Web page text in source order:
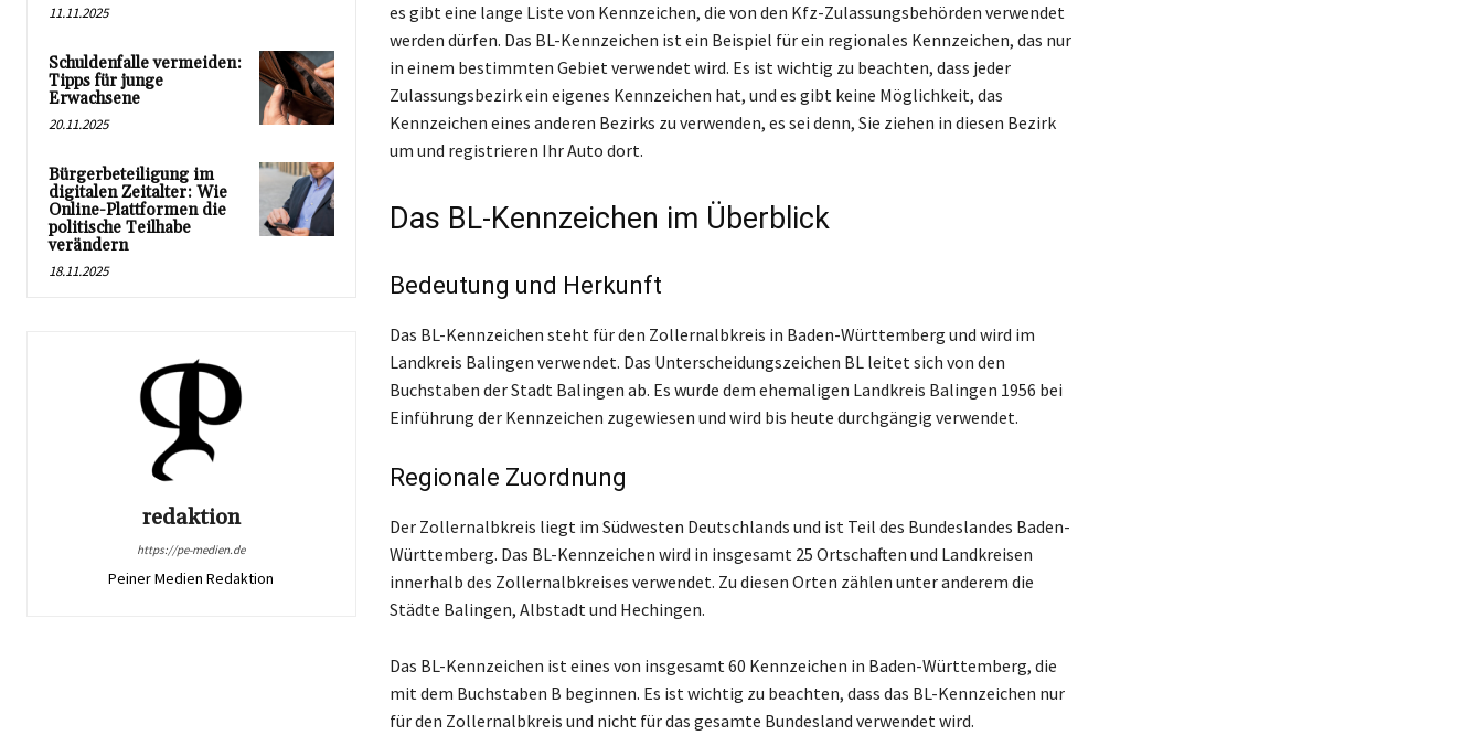
11.11.2025
Schuldenfalle vermeiden:
Tipps für junge
Erwachsene
20.11.2025
Bürgerbeteiligung im
digitalen Zeitalter: Wie
Online-Plattformen die
politische Teilhabe
verändern
18.11.2025
redaktion
https://pe-medien.de
Peiner Medien Redaktion
es gibt eine lange Liste von Kennzeichen, die von den Kfz-Zulassungsbehörden verwendet
werden dürfen. Das BL-Kennzeichen ist ein Beispiel für ein regionales Kennzeichen, das nur
in einem bestimmten Gebiet verwendet wird. Es ist wichtig zu beachten, dass jeder
Zulassungsbezirk ein eigenes Kennzeichen hat, und es gibt keine Möglichkeit, das
Kennzeichen eines anderen Bezirks zu verwenden, es sei denn, Sie ziehen in diesen Bezirk
um und registrieren Ihr Auto dort.
Das BL-Kennzeichen im Überblick
Bedeutung und Herkunft
Das BL-Kennzeichen steht für den Zollernalbkreis in Baden-Württemberg und wird im
Landkreis Balingen verwendet. Das Unterscheidungszeichen BL leitet sich von den
Buchstaben der Stadt Balingen ab. Es wurde dem ehemaligen Landkreis Balingen 1956 bei
Einführung der Kennzeichen zugewiesen und wird bis heute durchgängig verwendet.
Regionale Zuordnung
Der Zollernalbkreis liegt im Südwesten Deutschlands und ist Teil des Bundeslandes Baden-
Württemberg. Das BL-Kennzeichen wird in insgesamt 25 Ortschaften und Landkreisen
innerhalb des Zollernalbkreises verwendet. Zu diesen Orten zählen unter anderem die
Städte Balingen, Albstadt und Hechingen.
Das BL-Kennzeichen ist eines von insgesamt 60 Kennzeichen in Baden-Württemberg, die
mit dem Buchstaben B beginnen. Es ist wichtig zu beachten, dass das BL-Kennzeichen nur
für den Zollernalbkreis und nicht für das gesamte Bundesland verwendet wird.